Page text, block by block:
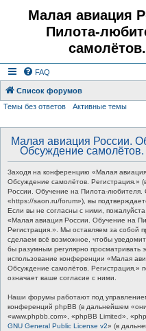
Малая авиация
Пилота-
FAQ
Список форумов
Темы без ответов
Активные темы
Малая авиация России.
Обсуждение самолётов.
Заходя на конференцию «Малая
Обсуждение самолётов.
России. Обучение на Пилота-любителя.
«https://saon.ru/forum»), вы
Если вы не согласны с ними,
«Малая авиация России. Обучение на
Регистрация.». Мы оставляем за собой
сделаем всё возможное, чтобы
бы разумным регулярно просматривать
использование конференции «Малая
Обсуждение самолётов. Регистрация.»
означает ваше согласие с ними.
Наши форумы работают под
конференций phpBB (в дальнейшем
«www.phpbb.com», «phpBB Limited»,
GNU General Public License v2» (в